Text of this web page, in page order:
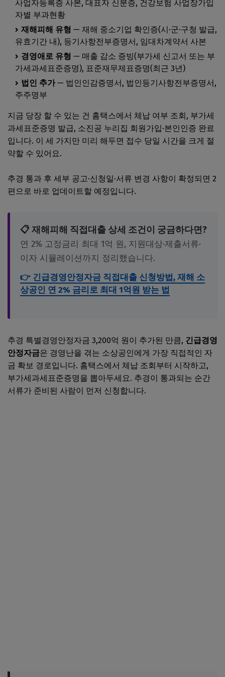
사업자등록증 사본, 대표자 신분증, 건강보험 사업장가입
자별 부과현황
재해피해 유형 — 재해 중소기업 확인증(시·군·구청 발급,
유효기간 내), 등기사항전부증명서, 임대차계약서 사본
경영애로 유형 — 매출 감소 증빙(부가세 신고서 또는 부
가세과세표준증명), 표준재무제표증명(최근 3년)
법인 추가— 법인인감증명서, 법인등기사항전부증명서,
주주명부
지금 당장 할 수 있는 건 홈택스에서 체납 여부 조회, 부가세
과세표준증명 발급, 소진공 누리집 회원가입·본인인증 완료
입니다. 이 세 가지만 미리 해두면 접수 당일 시간을 크게 절
약할 수 있어요.
추경 통과 후 세부 공고·신청일·서류 변경 사항이 확정되면 2
편으로 바로 업데이트할 예정입니다.
📋 재해피해 직접대출 상세 조건이 궁금하다면?
연 2% 고정금리 최대 1억 원, 지원대상·제출서류·
이자 시뮬레이션까지 정리했습니다.
👉 긴급경영안정자금 직접대출 신청방법, 재해 소
상공인 연 2% 금리로 최대 1억원 받는 법
추경 특별경영안정자금 3,200억 원이 추가된 만큼, 긴급경영
안정자금은 경영난을 겪는 소상공인에게 가장 직접적인 자
금 확보 경로입니다. 홈택스에서 체납 조회부터 시작하고,
부가세과세표준증명을 뽑아두세요. 추경이 통과되는 순간
서류가 준비된 사람이 먼저 신청합니다.